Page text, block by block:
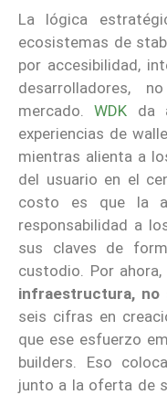
La lógica
ecosistemas de
por accesibilidad,
desarrolladores,
mercado.WDK da
experiencias de
mientras alienta a
del usuario en el
costo es que la
responsabilidad a
sus claves de
custodio. Por ahora,
infraestructura, no
seis cifras en
que ese esfuerzo
builders. Eso
junto a la oferta de